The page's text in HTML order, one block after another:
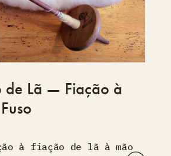
de Lã — Fiação à
à fiação de lã à mão